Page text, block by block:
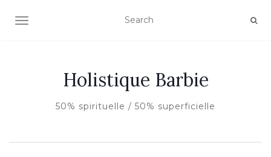
AFFICHER/MASQUER LA NAVIGATION
Holistique Barbie
50% spirituelle / 50% superficielle